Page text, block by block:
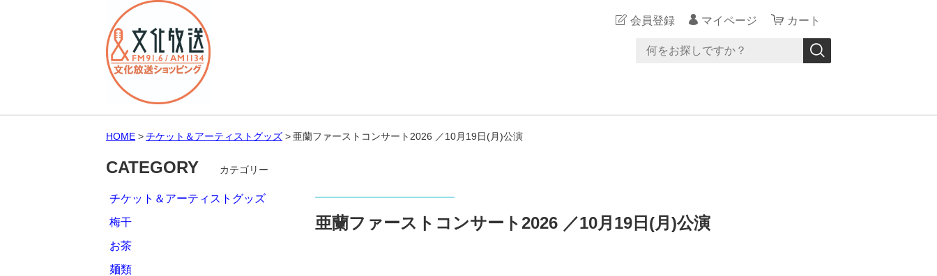
会員登録 マイページ カート
HOME チケット＆アーティストグッズ 亜蘭ファーストコンサート2026 ／10月19日(月)公演
亜蘭ファーストコンサート2026 ／10月19日(月)公演
CATEGORY カテゴリー
チケット＆アーティストグッズ
梅干
お茶
麺類